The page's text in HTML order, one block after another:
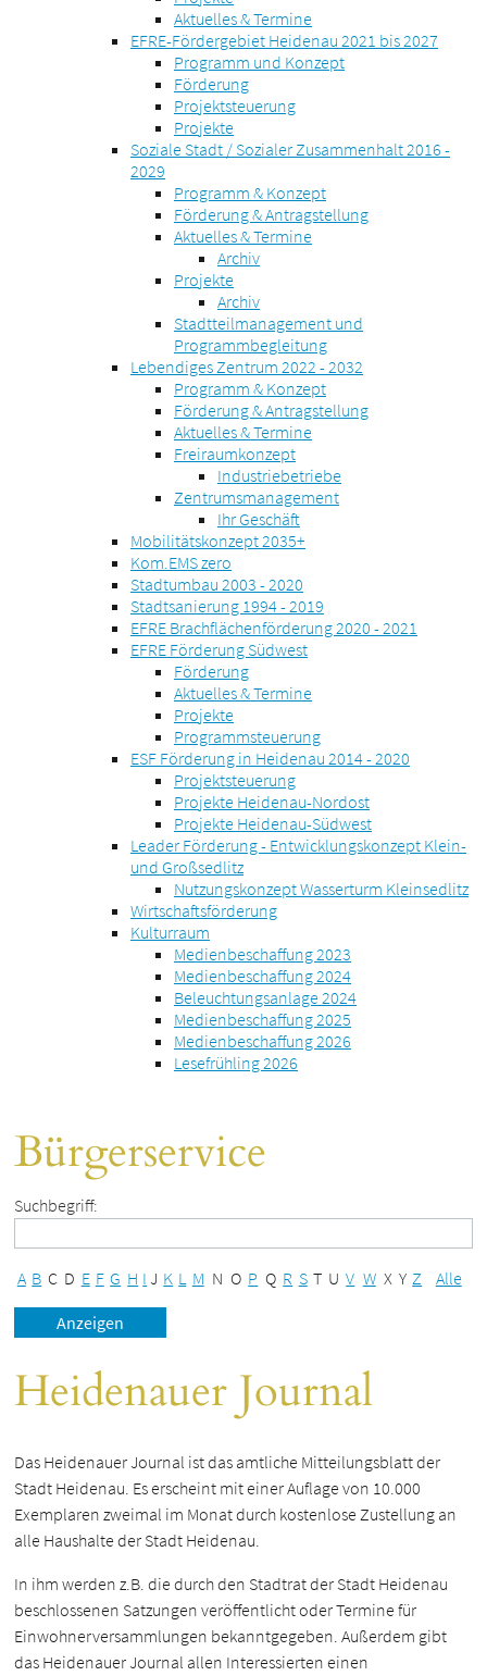
Aktuelles & Termine
EFRE-Fördergebiet Heidenau 2021 bis 2027
Programm und Konzept
Förderung
Projektsteuerung
Projekte
Soziale Stadt / Sozialer Zusammenhalt 2016 -
2029
Programm & Konzept
Förderung & Antragstellung
Aktuelles & Termine
Archiv
Projekte
Archiv
Stadtteilmanagement und
Programmbegleitung
Lebendiges Zentrum 2022 - 2032
Programm & Konzept
Förderung & Antragstellung
Aktuelles & Termine
Freiraumkonzept
Industriebetriebe
Zentrumsmanagement
Ihr Geschäft
Mobilitätskonzept 2035+
Kom.EMS zero
Stadtumbau 2003 - 2020
Stadtsanierung 1994 - 2019
EFRE Brachflächenförderung 2020 - 2021
EFRE Förderung Südwest
Förderung
Aktuelles & Termine
Projekte
Programmsteuerung
ESF Förderung in Heidenau 2014 - 2020
Projektsteuerung
Projekte Heidenau-Nordost
Projekte Heidenau-Südwest
Leader Förderung - Entwicklungskonzept Klein-
und Großsedlitz
Nutzungskonzept Wasserturm Kleinsedlitz
Wirtschaftsförderung
Kulturraum
Medienbeschaffung 2023
Medienbeschaffung 2024
Beleuchtungsanlage 2024
Medienbeschaffung 2025
Medienbeschaffung 2026
Lesefrühling 2026
Bürgerservice
Suchbegriff:
A B C D E F G H I J K L M N O P Q R S T U V W X Y Z Alle
Heidenauer Journal
Das Heidenauer Journal ist das amtliche Mitteilungsblatt der
Stadt Heidenau. Es erscheint mit einer Auflage von 10.000
Exemplaren zweimal im Monat durch kostenlose Zustellung an
alle Haushalte der Stadt Heidenau.
In ihm werden z.B. die durch den Stadtrat der Stadt Heidenau
beschlossenen Satzungen veröffentlicht oder Termine für
Einwohnerversammlungen bekanntgegeben. Außerdem gibt
das Heidenauer Journal allen Interessierten einen